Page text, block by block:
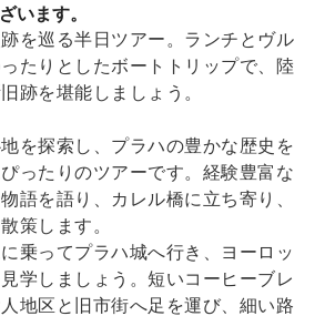
います。
を巡る半日ツアー。ランチとヴル
たりとしたボートトリップで、陸
跡を堪能しましょう。
を探索し、プラハの豊かな歴史を
ったりのツアーです。経験豊富な
語を語り、カレル橋に立ち寄り、
策します。
乗ってプラハ城へ行き、ヨーロッ
学しましょう。短いコーヒーブレ
地区と旧市街へ足を運び、細い路